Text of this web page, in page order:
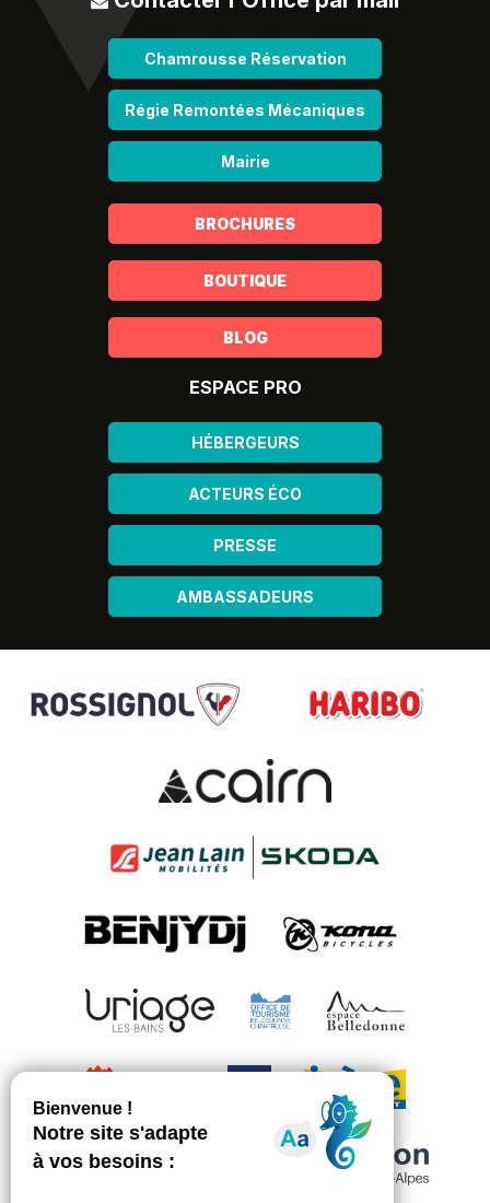
Chamrousse Réservation
Régie Remontées Mécaniques
Mairie
BROCHURES
BOUTIQUE
BLOG
ESPACE PRO
HÉBERGEURS
ACTEURS ÉCO
PRESSE
AMBASSADEURS